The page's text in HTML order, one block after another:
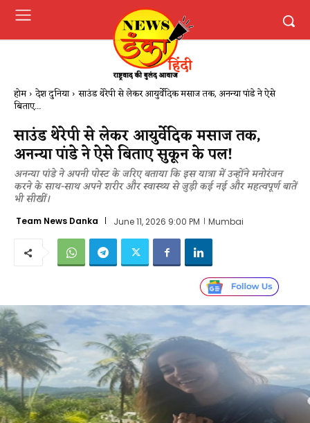
होम देश दुनिया साउंड थेरेपी से लेकर आयुर्वेदिक मसाज तक, अनन्या पांडे ने ऐसे
बिताए...
साउंड थेरेपी से लेकर आयुर्वेदिक मसाज तक,
अनन्या पांडे ने ऐसे बिताए सुकून के पल!
अनन्या पांडे ने अपनी पोस्ट के जरिए बताया कि इस यात्रा में उन्होंने मनोरंजन
करने के साथ-साथ अपने शरीर और स्वास्थ्य से जुड़ी कई नई और महत्वपूर्ण बातें
भी सीखीं।
Team News Danka June 11, 2026 9:00 PM Mumbai